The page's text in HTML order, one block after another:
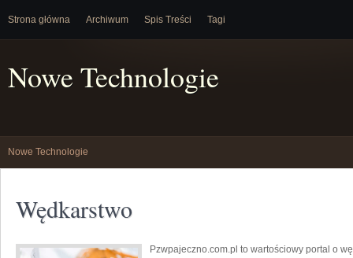
Strona główna Archiwum Spis Treści Tagi
Nowe Technologie
Nowe Technologie
Wędkarstwo
Pzwpajeczno.com.pl to wartościowy portal o